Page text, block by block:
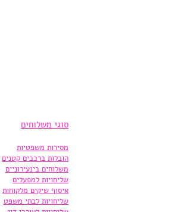
סוגי משלוחים
מסירות משפטיות
הובלות ברכבים קטנים
משלוחים בינעירוניים
שליחויות למפעלים
איסוף שיקים מלקוחות
שליחויות לבתי משפט